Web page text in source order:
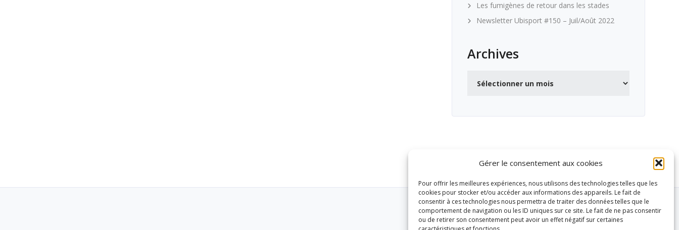
Gérer le consentement aux cookies
Pour offrir les meilleures expériences, nous utilisons des technologies telles que les
cookies pour stocker et/ou accéder aux informations des appareils. Le fait de
consentir à ces technologies nous permettra de traiter des données telles que le
comportement de navigation ou les ID uniques sur ce site. Le fait de ne pas consentir
ou de retirer son consentement peut avoir un effet négatif sur certaines
Les fumigènes de retour dans les stades
Newsletter Ubisport #150 – Juil/Août 2022
Archives